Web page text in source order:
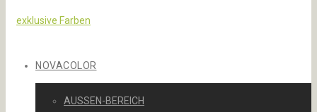
NOVACOLOR
AUSSEN-BEREICH